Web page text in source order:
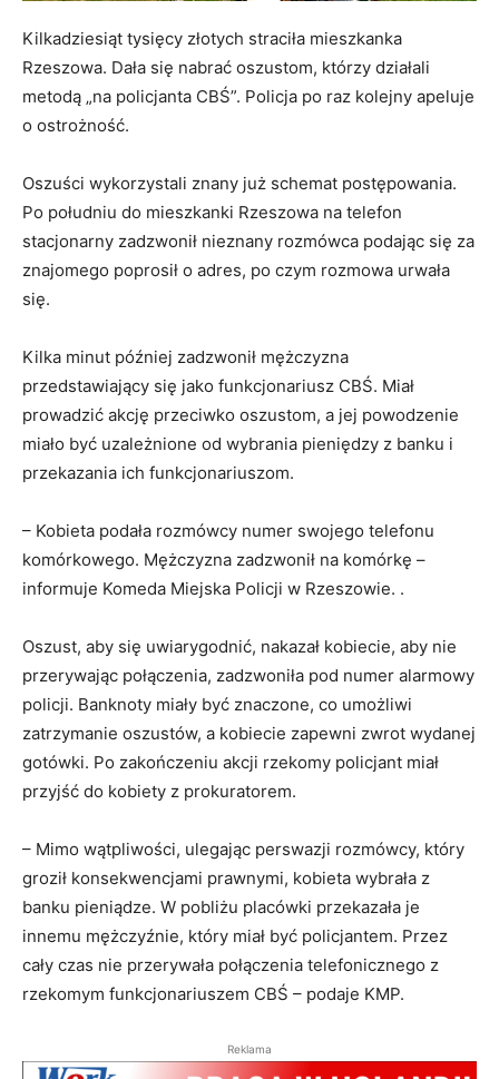
Kilkadziesiąt tysięcy złotych straciła mieszkanka
Rzeszowa. Dała się nabrać oszustom, którzy działali
metodą „na policjanta CBŚ”. Policja po raz kolejny apeluje
o ostrożność.
Oszuści wykorzystali znany już schemat postępowania.
Po południu do mieszkanki Rzeszowa na telefon
stacjonarny zadzwonił nieznany rozmówca podając się za
znajomego poprosił o adres, po czym rozmowa urwała
się.
Kilka minut później zadzwonił mężczyzna
przedstawiający się jako funkcjonariusz CBŚ. Miał
prowadzić akcję przeciwko oszustom, a jej powodzenie
miało być uzależnione od wybrania pieniędzy z banku i
przekazania ich funkcjonariuszom.
– Kobieta podała rozmówcy numer swojego telefonu
komórkowego. Mężczyzna zadzwonił na komórkę –
informuje Komeda Miejska Policji w Rzeszowie. .
Oszust, aby się uwiarygodnić, nakazał kobiecie, aby nie
przerywając połączenia, zadzwoniła pod numer alarmowy
policji. Banknoty miały być znaczone, co umożliwi
zatrzymanie oszustów, a kobiecie zapewni zwrot wydanej
gotówki. Po zakończeniu akcji rzekomy policjant miał
przyjść do kobiety z prokuratorem.
– Mimo wątpliwości, ulegając perswazji rozmówcy, który
groził konsekwencjami prawnymi, kobieta wybrała z
banku pieniądze. W pobliżu placówki przekazała je
innemu mężczyźnie, który miał być policjantem. Przez
cały czas nie przerywała połączenia telefonicznego z
rzekomym funkcjonariuszem CBŚ – podaje KMP.
Reklama